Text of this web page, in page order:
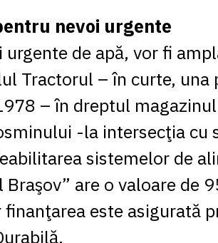
nevoi urgente
urgente de apă, vor fi
Tractorul – în curte, una
– în dreptul
-la intersecţia cu
sistemelor de
Braşov” are o valoare de
finanţarea este asigurată